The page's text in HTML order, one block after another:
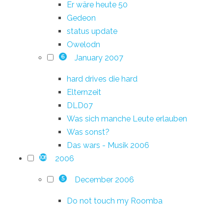
Er wäre heute 50
Gedeon
status update
Owelodn
6 January 2007
hard drives die hard
Elternzeit
DLD07
Was sich manche Leute erlauben
Was sonst?
Das wars - Musik 2006
108 2006
5 December 2006
Do not touch my Roomba